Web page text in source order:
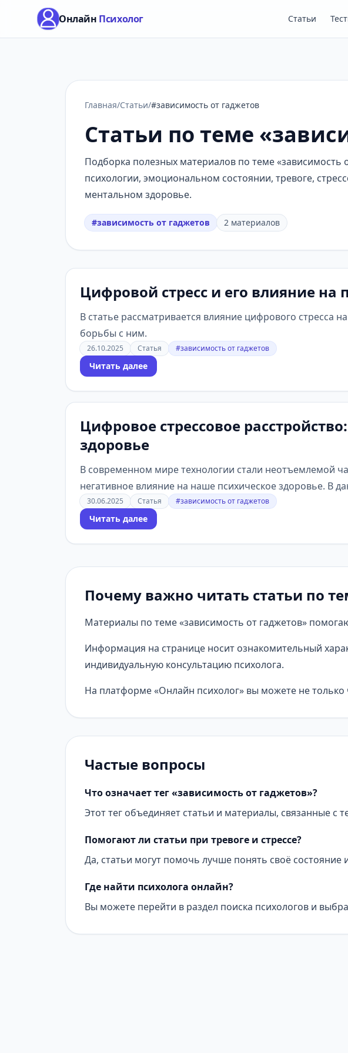
Онлайн Психолог Статьи
Главная/Статьи/#зависимость от гаджетов
Статьи по теме
Подборка полезных материалов по теме «зависимость
психологии, эмоциональном состоянии, тревоге,
ментальном здоровье.
#зависимость от гаджетов 2 материалов
Цифровой стресс и его влияние на
В статье рассматривается влияние цифрового стресса
борьбы с ним.
26.10.2025 Статья #зависимость от гаджетов
Читать далее
Цифровое стрессовое
здоровье
В современном мире технологии стали неотъемлемой
негативное влияние на наше психическое здоровье. В
30.06.2025 Статья #зависимость от гаджетов
Читать далее
Почему важно читать статьи по
Материалы по теме «зависимость от гаджетов»
Информация на странице носит ознакомительный
индивидуальную консультацию психолога.
На платформе «Онлайн психолог» вы можете не только
Частые вопросы
Что означает тег «зависимость от гаджетов»?
Этот тег объединяет статьи и материалы, связанные с
Помогают ли статьи при тревоге и стрессе?
Да, статьи могут помочь лучше понять своё
Где найти психолога онлайн?
Вы можете перейти в раздел поиска психологов и